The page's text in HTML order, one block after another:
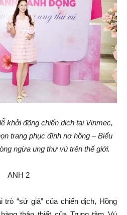
khởi động chiến dịch tại Vinmec,
trang phục đính nơ hồng – Biểu
ngừa ung thư vú trên thế giới.
“sứ giả” của chiến dịch, Hồng